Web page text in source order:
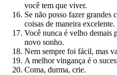
você tem que viver.
Se não posso fazer grandes
coisas de maneira excelente.
Você nunca é velho
novo sonho.
Nem sempre foi fácil, mas
A melhor vingança é o
Coma, durma, crie.